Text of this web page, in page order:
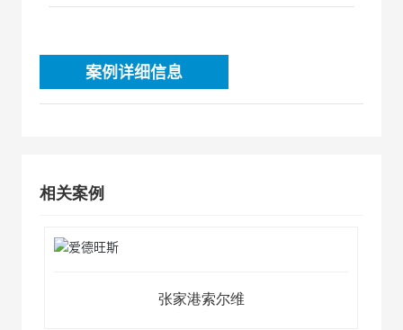
案例详细信息
相关案例
张家港索尔维